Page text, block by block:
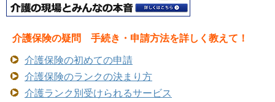
介護保険の疑問 手続き・申請方法を詳しく教えて！
介護保険の初めての申請
介護保険のランクの決まり方
介護ランク別受けられるサービス